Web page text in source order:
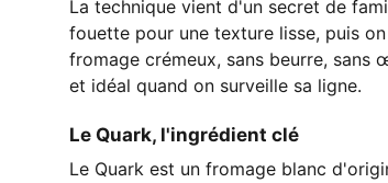
La technique vient d'un secret de
fouette pour une texture lisse, puis
fromage crémeux, sans beurre, sans
et idéal quand on surveille sa ligne.
Le Quark, l'ingrédient clé
Le Quark est un fromage blanc